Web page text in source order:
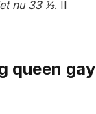
nu 33 1⁄3. Il
queen gay